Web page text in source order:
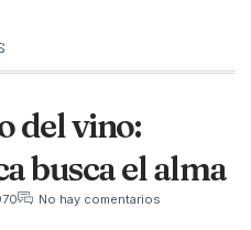
del vino:
busca el alma
No hay comentarios